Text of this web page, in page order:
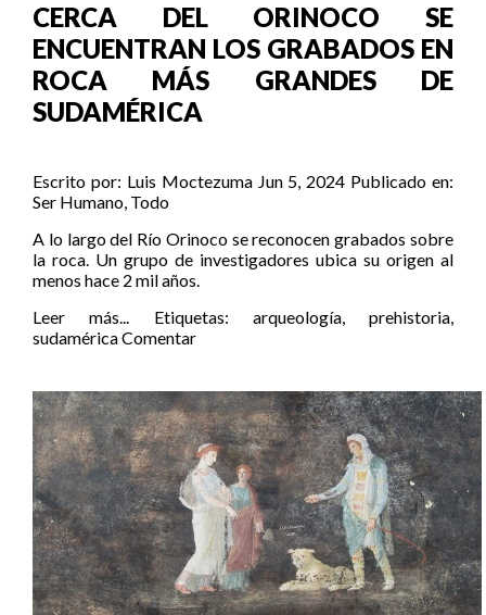
CERCA DEL ORINOCO SE
ENCUENTRAN LOS GRABADOS EN
ROCA MÁS GRANDES DE
SUDAMÉRICA
Escrito por: Luis Moctezuma Jun 5, 2024 Publicado en:
Ser Humano, Todo
A lo largo del Río Orinoco se reconocen grabados sobre
la roca. Un grupo de investigadores ubica su origen al
menos hace 2 mil años.
Leer más...
Etiquetas: arqueología, prehistoria,
sudaméricaComentar